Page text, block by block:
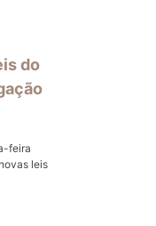
do
feira
leis